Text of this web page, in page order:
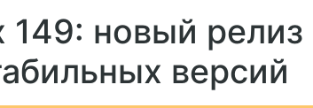
149: новый
версий